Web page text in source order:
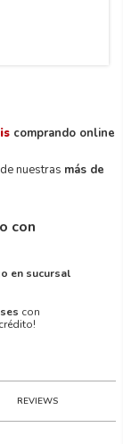
comprando online
nuestras más de
con
en sucursal
con
REVIEWS